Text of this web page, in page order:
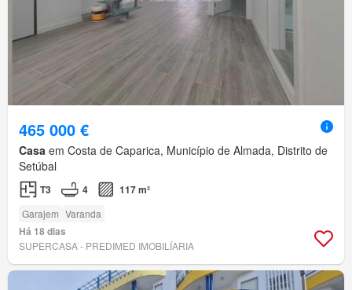
465 000 €
Casa em Costa de Caparica, Município de Almada, Distrito de
Setúbal
T3 4 117 m²
Garajem Varanda
Há 18 dias
SUPERCASA - PREDIMED IMOBILÍARIA